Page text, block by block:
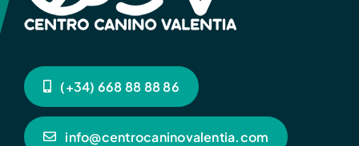
(+34) 668 88 88 86
info@centrocaninovalentia.com